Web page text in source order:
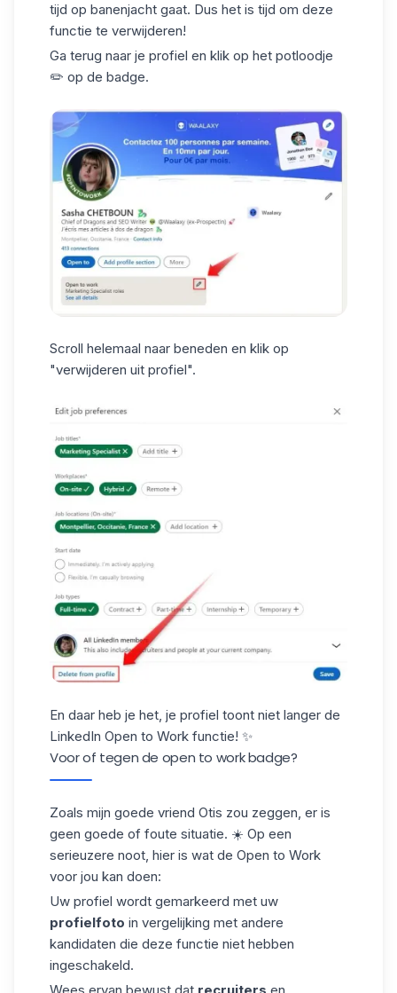
tijd op banenjacht gaat. Dus het is tijd om deze
functie te verwijderen!
Ga terug naar je profiel en klik op het potloodje
✏️ op de badge.
Scroll helemaal naar beneden en klik op
"verwijderen uit profiel".
En daar heb je het, je profiel toont niet langer de
LinkedIn Open to Work functie! ✨
Voor of tegen de open to work badge?
Zoals mijn goede vriend Otis zou zeggen, er is
geen goede of foute situatie. ☀️ Op een
serieuzere noot, hier is wat de Open to Work
voor jou kan doen:
Uw profiel wordt gemarkeerd met uw
profielfoto in vergelijking met andere
kandidaten die deze functie niet hebben
ingeschakeld.